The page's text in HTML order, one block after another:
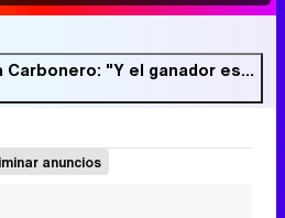
Carbonero: "Y el ganador es...
anuncios